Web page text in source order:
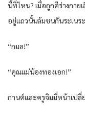
นี้ที่ไหน? เมื่อถูกตีร่างกาย
อยู่แถวนั้นล้มชนกันระเนร
“กมล!”
“คุณแม่น้องทองเอก!”
กานต์และครูจิมมี่หน้าเป